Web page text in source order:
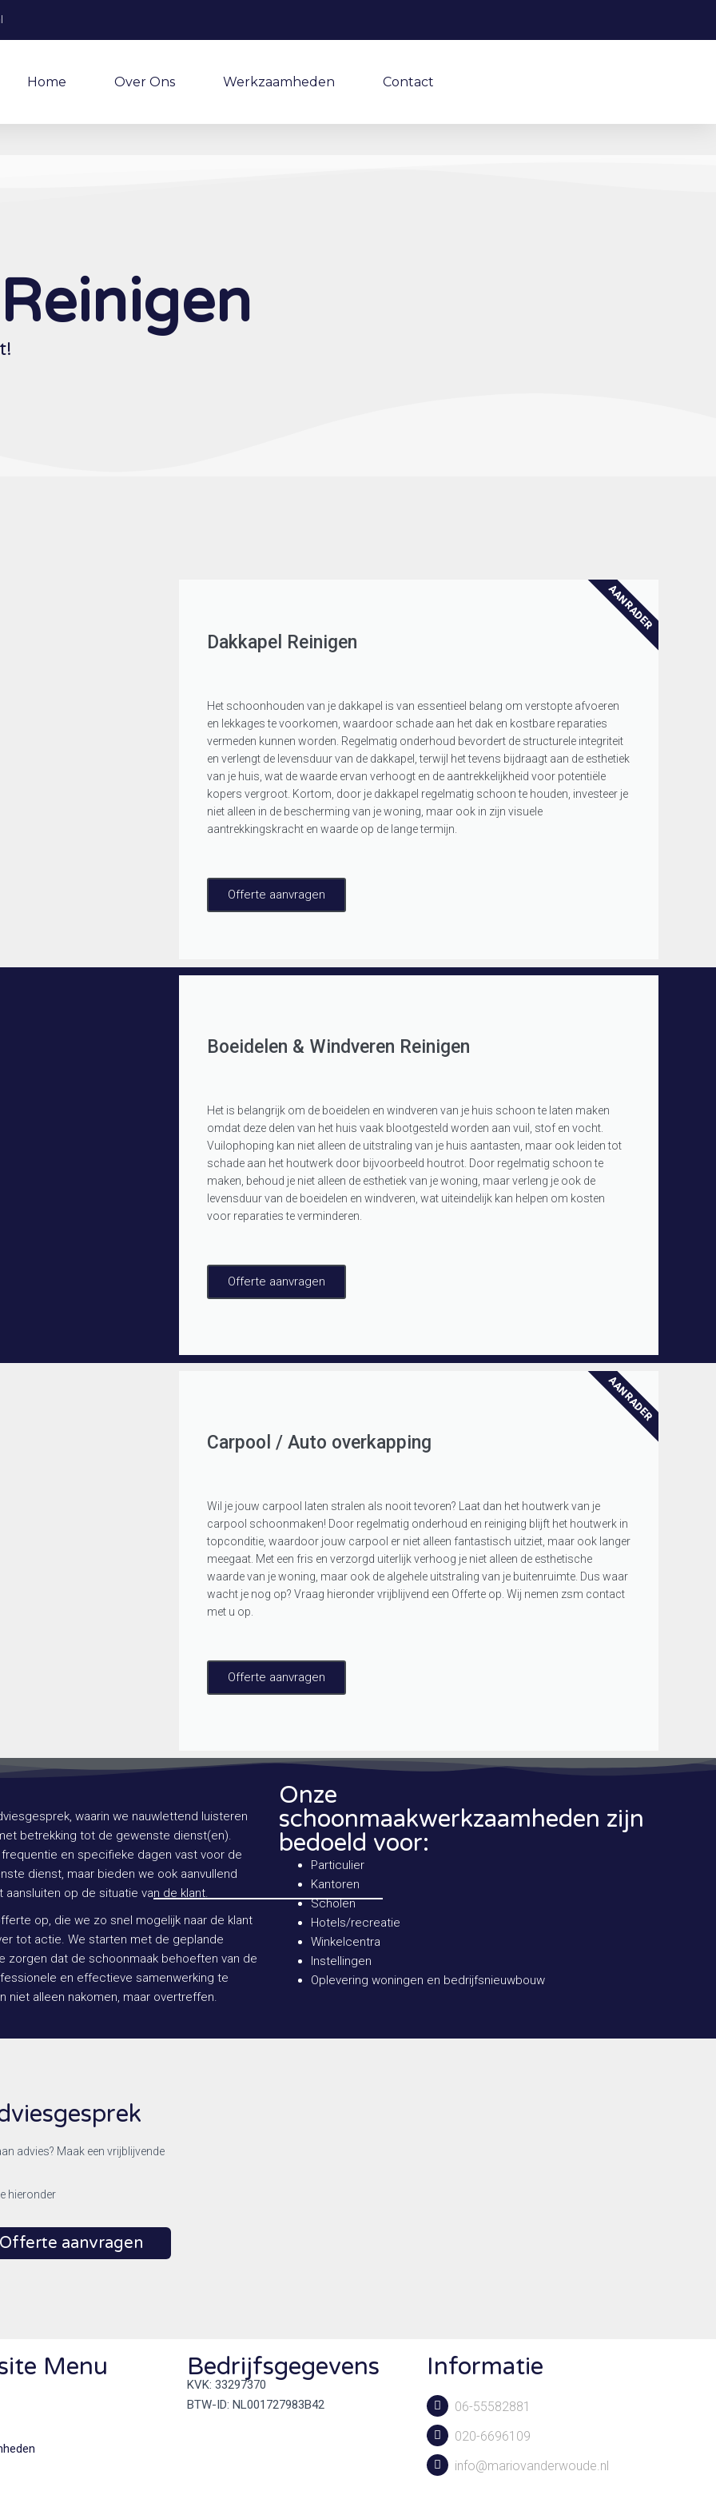
Home Over Ons Werkzaamheden Contact
Dakkapel Reinigen
Het schoonhouden van je dakkapel is van essentieel belang om verstopte afvoeren
en lekkages te voorkomen, waardoor schade aan het dak en kostbare reparaties
vermeden kunnen worden. Regelmatig onderhoud bevordert de structurele integriteit
en verlengt de levensduur van de dakkapel, terwijl het tevens bijdraagt aan de esthetiek
van je huis, wat de waarde ervan verhoogt en de aantrekkelijkheid voor potentiële
kopers vergroot. Kortom, door je dakkapel regelmatig schoon te houden, investeer je
niet alleen in de bescherming van je woning, maar ook in zijn visuele
aantrekkingskracht en waarde op de lange termijn.
Offerte aanvragen
AANRADER
Boeidelen & Windveren Reinigen
Het is belangrijk om de boeidelen en windveren van je huis schoon te laten maken
omdat deze delen van het huis vaak blootgesteld worden aan vuil, stof en vocht.
Vuilophoping kan niet alleen de uitstraling van je huis aantasten, maar ook leiden tot
schade aan het houtwerk door bijvoorbeeld houtrot. Door regelmatig schoon te
maken, behoud je niet alleen de esthetiek van je woning, maar verleng je ook de
levensduur van de boeidelen en windveren, wat uiteindelijk kan helpen om kosten
voor reparaties te verminderen.
Offerte aanvragen
Carpool / Auto overkapping
Wil je jouw carpool laten stralen als nooit tevoren? Laat dan het houtwerk van je
carpool schoonmaken! Door regelmatig onderhoud en reiniging blijft het houtwerk in
topconditie, waardoor jouw carpool er niet alleen fantastisch uitziet, maar ook langer
meegaat. Met een fris en verzorgd uiterlijk verhoog je niet alleen de esthetische
waarde van je woning, maar ook de algehele uitstraling van je buitenruimte. Dus waar
wacht je nog op? Vraag hieronder vrijblijvend een Offerte op. Wij nemen zsm contact
met u op.
Offerte aanvragen
AANRADER
waarin we nauwlettend luisteren
betrekking tot de gewenste dienst(en).
en specifieke dagen vast voor de
dienst, maar bieden we ook aanvullend
op de situatie van de klant.
op, die we zo snel mogelijk naar de klant
tot actie. We starten met de geplande
zorgen dat de schoonmaak behoeften van de
en effectieve samenwerking te
niet alleen nakomen, maar overtreffen.
Onze
schoonmaakwerkzaamheden zijn
bedoeld voor:
Particulier
Kantoren
Scholen
Hotels/recreatie
Winkelcentra
Instellingen
Oplevering woningen en bedrijfsnieuwbouw
advies? Maak een vrijblijvende
hieronder
Offerte aanvragen
Menu Bedrijfsgegevens
KVK: 33297370
BTW-ID: NL001727983B42
Informatie
06-55582881
020-6696109
info@mariovanderwoude.nl